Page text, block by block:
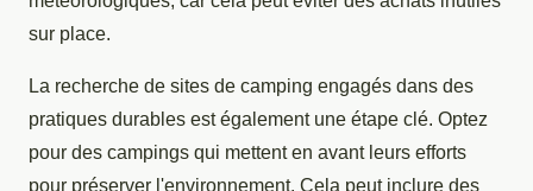
sur place.
La recherche de sites de camping engagés dans des
pratiques durables est également une étape clé. Optez
pour des campings qui mettent en avant leurs efforts
pour préserver l'environnement. Cela peut inclure des